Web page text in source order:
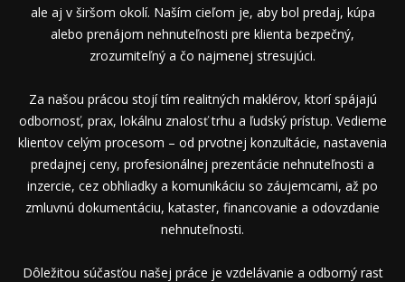
ale aj v širšom okolí. Naším cieľom je, aby bol predaj, kúpa
alebo prenájom nehnuteľnosti pre klienta bezpečný,
zrozumiteľný a čo najmenej stresujúci.
Za našou prácou stojí tím realitných maklérov, ktorí spájajú
odbornosť, prax, lokálnu znalosť trhu a ľudský prístup. Vedieme
klientov celým procesom – od prvotnej konzultácie, nastavenia
predajnej ceny, profesionálnej prezentácie nehnuteľnosti a
inzercie, cez obhliadky a komunikáciu so záujemcami, až po
zmluvnú dokumentáciu, kataster, financovanie a odovzdanie
nehnuteľnosti.
Dôležitou súčasťou našej práce je vzdelávanie a odborný rast